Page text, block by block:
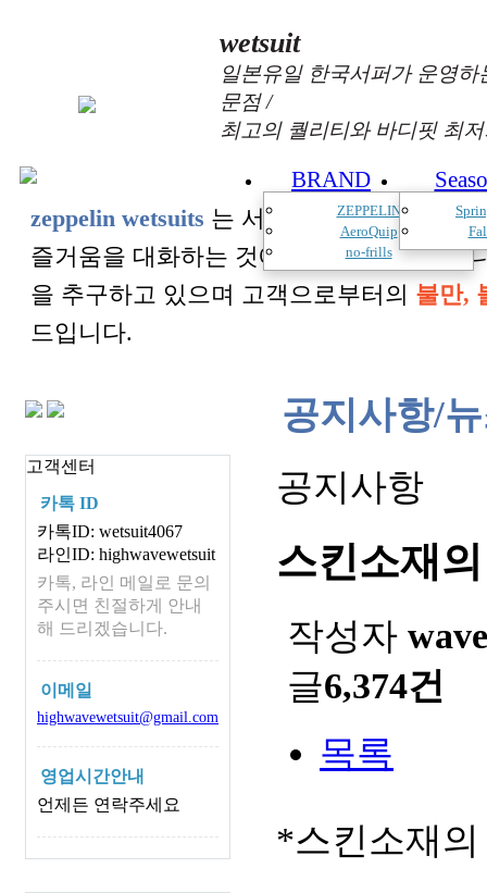
wetsuit
일본유일 한국서퍼가 운영
문점 /
최고의 퀄리티와 바디핏 최
BRAND
ZEPPELIN
AeroQuip
no-frills
zeppelin wetsuits 는 서퍼들의 느낌과 의견
즐거움을 대화하는 것에 목표를 두고 있
을 추구하고 있으며 고객으로부터의 불만,
드입니다.
고객센터
카톡 ID
카톡ID: wetsuit4067
라인ID: highwavewetsuit
카톡, 라인 메일로 문의
주시면 친절하게 안내
해 드리겠습니다.
이메일
highwavewetsuit@gmail.com
영업시간안내
언제든 연락주세요
공지사항/
공지사항
스킨소재
작성자 wave
글6,374건
목록
*스킨소재